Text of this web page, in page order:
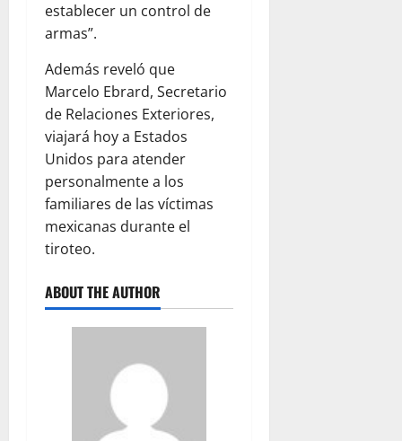
establecer un control de
armas”.
Además reveló que
Marcelo Ebrard, Secretario
de Relaciones Exteriores,
viajará hoy a Estados
Unidos para atender
personalmente a los
familiares de las víctimas
mexicanas durante el
tiroteo.
ABOUT THE AUTHOR